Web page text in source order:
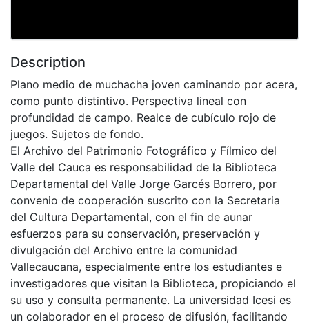
Description
Plano medio de muchacha joven caminando por acera,
como punto distintivo. Perspectiva lineal con
profundidad de campo. Realce de cubículo rojo de
juegos. Sujetos de fondo.
El Archivo del Patrimonio Fotográfico y Fílmico del
Valle del Cauca es responsabilidad de la Biblioteca
Departamental del Valle Jorge Garcés Borrero, por
convenio de cooperación suscrito con la Secretaria
del Cultura Departamental, con el fin de aunar
esfuerzos para su conservación, preservación y
divulgación del Archivo entre la comunidad
Vallecaucana, especialmente entre los estudiantes e
investigadores que visitan la Biblioteca, propiciando el
su uso y consulta permanente. La universidad Icesi es
un colaborador en el proceso de difusión, facilitando